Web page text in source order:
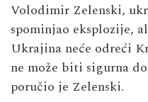
Volodimir Zelenski,
spominjao eksplozije,
Ukrajina neće odreći
ne može biti sigurna
poručio je Zelenski.